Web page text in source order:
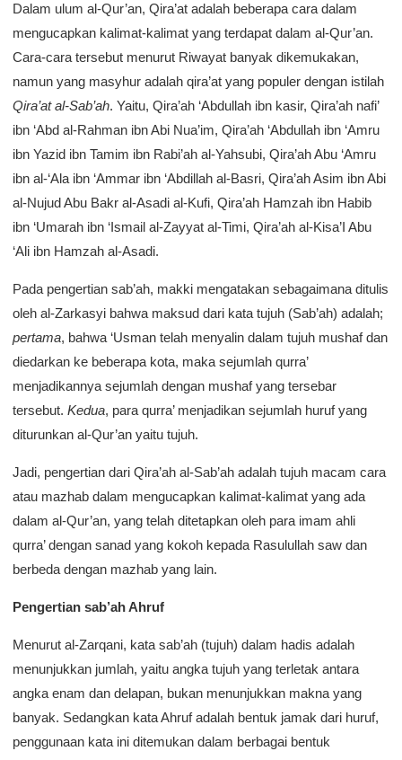
Dalam ulum al-Qur’an, Qira’at adalah beberapa cara dalam
mengucapkan kalimat-kalimat yang terdapat dalam al-Qur’an.
Cara-cara tersebut menurut Riwayat banyak dikemukakan,
namun yang masyhur adalah qira’at yang populer dengan istilah
Qira’at al-Sab’ah. Yaitu, Qira’ah ‘Abdullah ibn kasir, Qira’ah nafi’
ibn ‘Abd al-Rahman ibn Abi Nua’im, Qira’ah ‘Abdullah ibn ‘Amru
ibn Yazid ibn Tamim ibn Rabi’ah al-Yahsubi, Qira’ah Abu ‘Amru
ibn al-‘Ala ibn ‘Ammar ibn ‘Abdillah al-Basri, Qira’ah Asim ibn Abi
al-Nujud Abu Bakr al-Asadi al-Kufi, Qira’ah Hamzah ibn Habib
ibn ‘Umarah ibn ‘Ismail al-Zayyat al-Timi, Qira’ah al-Kisa’I Abu
‘Ali ibn Hamzah al-Asadi.
Pada pengertian sab’ah, makki mengatakan sebagaimana ditulis
oleh al-Zarkasyi bahwa maksud dari kata tujuh (Sab’ah) adalah;
pertama, bahwa ‘Usman telah menyalin dalam tujuh mushaf dan
diedarkan ke beberapa kota, maka sejumlah qurra’
menjadikannya sejumlah dengan mushaf yang tersebar
tersebut. Kedua, para qurra’ menjadikan sejumlah huruf yang
diturunkan al-Qur’an yaitu tujuh.
Jadi, pengertian dari Qira’ah al-Sab’ah adalah tujuh macam cara
atau mazhab dalam mengucapkan kalimat-kalimat yang ada
dalam al-Qur’an, yang telah ditetapkan oleh para imam ahli
qurra’ dengan sanad yang kokoh kepada Rasulullah saw dan
berbeda dengan mazhab yang lain.
Pengertian sab’ah Ahruf
Menurut al-Zarqani, kata sab’ah (tujuh) dalam hadis adalah
menunjukkan jumlah, yaitu angka tujuh yang terletak antara
angka enam dan delapan, bukan menunjukkan makna yang
banyak. Sedangkan kata Ahruf adalah bentuk jamak dari huruf,
penggunaan kata ini ditemukan dalam berbagai bentuk